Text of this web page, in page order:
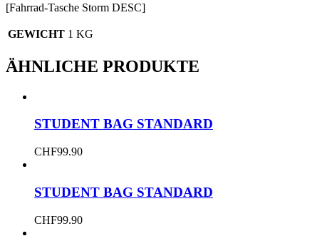
[Fahrrad-Tasche Storm DESC]
GEWICHT 1 KG
ÄHNLICHE PRODUKTE
STUDENT BAG STANDARD
CHF99.90
STUDENT BAG STANDARD
CHF99.90